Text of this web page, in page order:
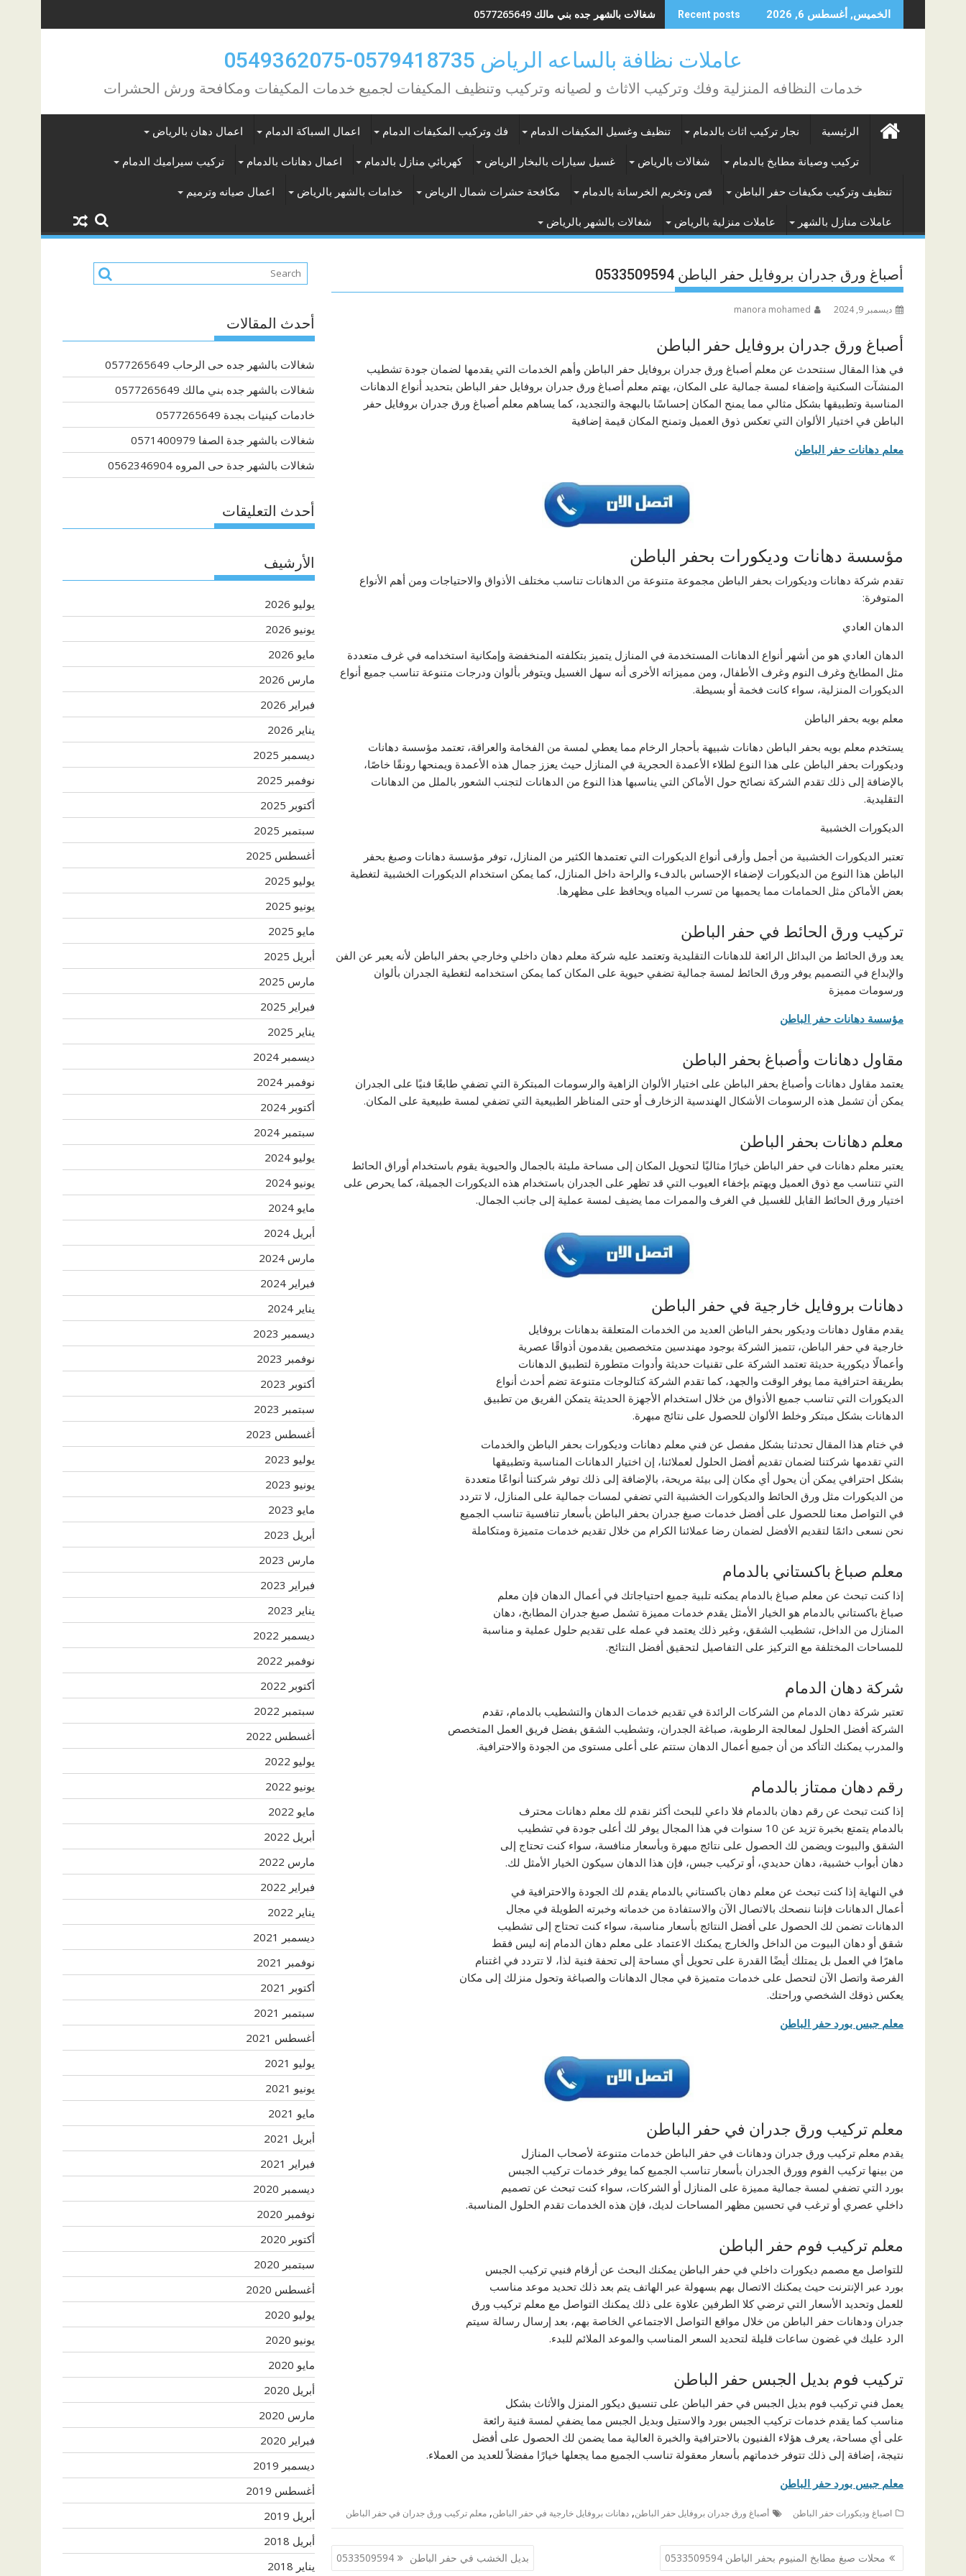
to
الخميس, أغسطس 6, 2026 Recent posts شغالات بالشهر جده بني مالك 0577265649
عاملات نظافة بالساعه الرياض 0579418735-0549362075
خدمات النظافه المنزلية وفك وتركيب الاثاث و لصيانه وتركيب وتنظيف المكيفات لجميع خدمات المكيفات ومكافحة ورش الحشرات
الرئيسية نجار تركيب اثاث بالدمام تنظيف وغسيل المكيفات الدمام فك وتركيب المكيفات الدمام اعمال السباكة الدمام اعمال دهان بالرياض
تركيب وصيانة مطابخ بالدمام شغالات بالرياض غسيل سيارات بالبخار الرياض كهربائي منازل بالدمام اعمال دهانات بالدمام تركيب سيراميك الدمام
تنظيف وتركيب مكيفات حفر الباطن قص وتخريم الخرسانة بالدمام مكافحة حشرات شمال الرياض خدامات بالشهر بالرياض اعمال صيانه وترميم
عاملات منازل بالشهر عاملات منزلية بالرياض شغالات بالشهر بالرياض
أصباغ ورق جدران بروفايل حفر الباطن 0533509594
ديسمبر 9, 2024 manora mohamed
أصباغ ورق جدران بروفايل حفر الباطن
في هذا المقال سنتحدث عن معلم أصباغ ورق جدران بروفايل حفر الباطن وأهم الخدمات التي يقدمها لضمان جودة تشطيب
المنشآت السكنية وإضفاء لمسة جمالية على المكان، يهتم معلم أصباغ ورق جدران بروفايل حفر الباطن بتحديد أنواع الدهانات
المناسبة وتطبيقها بشكل مثالي مما يمنح المكان إحساسًا بالبهجة والتجديد، كما يساهم معلم أصباغ ورق جدران بروفايل حفر
الباطن في اختيار الألوان التي تعكس ذوق العميل وتمنح المكان قيمة إضافية
معلم دهانات حفر الباطن
مؤسسة دهانات وديكورات بحفر الباطن
تقدم شركة دهانات وديكورات بحفر الباطن مجموعة متنوعة من الدهانات تناسب مختلف الأذواق والاحتياجات ومن أهم الأنواع
المتوفرة:
الدهان العادي
الدهان العادي هو من أشهر أنواع الدهانات المستخدمة في المنازل يتميز بتكلفته المنخفضة وإمكانية استخدامه في غرف متعددة
مثل المطابخ وغرف النوم وغرف الأطفال، ومن مميزاته الأخرى أنه سهل الغسيل ويتوفر بألوان ودرجات متنوعة تناسب جميع أنواع
الديكورات المنزلية، سواء كانت فخمة أو بسيطة.
معلم بويه بحفر الباطن
يستخدم معلم بويه بحفر الباطن دهانات شبيهة بأحجار الرخام مما يعطي لمسة من الفخامة والعراقة، تعتمد مؤسسة دهانات
وديكورات بحفر الباطن على هذا النوع لطلاء الأعمدة الحجرية في المنازل حيث يعزز جمال هذه الأعمدة ويمنحها رونقًا خاصًا،
بالإضافة إلى ذلك تقدم الشركة نصائح حول الأماكن التي يناسبها هذا النوع من الدهانات لتجنب الشعور بالملل من الدهانات
التقليدية.
الديكورات الخشبية
تعتبر الديكورات الخشبية من أجمل وأرقى أنواع الديكورات التي تعتمدها الكثير من المنازل، توفر مؤسسة دهانات وصبغ بحفر
الباطن هذا النوع من الديكورات لإضفاء الإحساس بالدفء والراحة داخل المنازل، كما يمكن استخدام الديكورات الخشبية لتغطية
بعض الأماكن مثل الحمامات مما يحميها من تسرب المياه ويحافظ على مظهرها.
تركيب ورق الحائط في حفر الباطن
يعد ورق الحائط من البدائل الرائعة للدهانات التقليدية وتعتمد عليه شركة معلم دهان داخلي وخارجي بحفر الباطن لأنه يعبر عن الفن
والإبداع في التصميم يوفر ورق الحائط لمسة جمالية تضفي حيوية على المكان كما يمكن استخدامه لتغطية الجدران بألوان
ورسومات مميزة
مؤسسة دهانات حفر الباطن
مقاول دهانات وأصباغ بحفر الباطن
يعتمد مقاول دهانات وأصباغ بحفر الباطن على اختيار الألوان الزاهية والرسومات المبتكرة التي تضفي طابعًا فنيًا على الجدران
يمكن أن تشمل هذه الرسومات الأشكال الهندسية الزخارف أو حتى المناظر الطبيعية التي تضفي لمسة طبيعية على المكان.
معلم دهانات بحفر الباطن
يعتبر معلم دهانات في حفر الباطن خيارًا مثاليًا لتحويل المكان إلى مساحة مليئة بالجمال والحيوية يقوم باستخدام أوراق الحائط
التي تتناسب مع ذوق العميل ويهتم بإخفاء العيوب التي قد تظهر على الجدران باستخدام هذه الديكورات الجميلة، كما يحرص على
اختيار ورق الحائط القابل للغسيل في الغرف والممرات مما يضيف لمسة عملية إلى جانب الجمال.
دهانات بروفايل خارجية في حفر الباطن
يقدم مقاول دهانات وديكور بحفر الباطن العديد من الخدمات المتعلقة بدهانات بروفايل
خارجية في حفر الباطن، تتميز الشركة بوجود مهندسين متخصصين يقدمون أذواقًا عصرية
وأعمالًا ديكورية حديثة تعتمد الشركة على تقنيات حديثة وأدوات متطورة لتطبيق الدهانات
بطريقة احترافية مما يوفر الوقت والجهد، كما تقدم الشركة كتالوجات متنوعة تضم أحدث أنواع
الديكورات التي تناسب جميع الأذواق من خلال استخدام الأجهزة الحديثة يتمكن الفريق من تطبيق
الدهانات بشكل مبتكر وخلط الألوان للحصول على نتائج مبهرة.
في ختام هذا المقال تحدثنا بشكل مفصل عن فني معلم دهانات وديكورات بحفر الباطن والخدمات
التي تقدمها شركتنا لضمان تقديم أفضل الحلول لعملائنا، إن اختيار الدهانات المناسبة وتطبيقها
بشكل احترافي يمكن أن يحول أي مكان إلى بيئة مريحة، بالإضافة إلى ذلك توفر شركتنا أنواعًا متعددة
من الديكورات مثل ورق الحائط والديكورات الخشبية التي تضفي لمسات جمالية على المنازل، لا تتردد
في التواصل معنا للحصول على أفضل خدمات صبغ جدران بحفر الباطن بأسعار تنافسية تناسب الجميع
نحن نسعى دائمًا لتقديم الأفضل لضمان رضا عملائنا الكرام من خلال تقديم خدمات متميزة ومتكاملة
معلم صباغ باكستاني بالدمام
إذا كنت تبحث عن معلم صباغ بالدمام يمكنه تلبية جميع احتياجاتك في أعمال الدهان فإن معلم
صباغ باكستاني بالدمام هو الخيار الأمثل يقدم خدمات مميزة تشمل صبغ جدران المطابخ، دهان
المنازل من الداخل، تشطيب الشقق، وغير ذلك يعتمد في عمله على تقديم حلول عملية و مناسبة
للمساحات المختلفة مع التركيز على التفاصيل لتحقيق أفضل النتائج.
شركة دهان الدمام
تعتبر شركة دهان الدمام من الشركات الرائدة في تقديم خدمات الدهان والتشطيب بالدمام، تقدم
الشركة أفضل الحلول لمعالجة الرطوبة، صباغة الجدران، وتشطيب الشقق بفضل فريق العمل المتخصص
والمدرب يمكنك التأكد من أن جميع أعمال الدهان ستتم على أعلى مستوى من الجودة والاحترافية.
رقم دهان ممتاز بالدمام
إذا كنت تبحث عن رقم دهان بالدمام فلا داعي للبحث أكثر نقدم لك معلم دهانات محترف
بالدمام يتمتع بخبرة تزيد عن 10 سنوات في هذا المجال يوفر لك أعلى جودة في تشطيب
الشقق والبيوت ويضمن لك الحصول على نتائج مبهرة وبأسعار منافسة، سواء كنت تحتاج إلى
دهان أبواب خشبية، دهان حديدي، أو تركيب جبس، فإن هذا الدهان سيكون الخيار الأمثل لك.
في النهاية إذا كنت تبحث عن معلم دهان باكستاني بالدمام يقدم لك الجودة والاحترافية في
أعمال الدهانات فإننا ننصحك بالاتصال الآن والاستفادة من خدماته وخبرته الطويلة في مجال
الدهانات تضمن لك الحصول على أفضل النتائج بأسعار مناسبة، سواء كنت تحتاج إلى تشطيب
شقق أو دهان البيوت من الداخل والخارج يمكنك الاعتماد على معلم دهان الدمام إنه ليس فقط
ماهرًا في العمل بل يمتلك أيضًا القدرة على تحويل أي مساحة إلى تحفة فنية لذا، لا تتردد في اغتنام
الفرصة واتصل الآن لتحصل على خدمات متميزة في مجال الدهانات والصباغة وتحول منزلك إلى مكان
يعكس ذوقك الشخصي وراحتك.
معلم جبس بورد حفر الباطن
معلم تركيب ورق جدران في حفر الباطن
يقدم معلم تركيب ورق جدران ودهانات في حفر الباطن خدمات متنوعة لأصحاب المنازل
من بينها تركيب الفوم وورق الجدران بأسعار تناسب الجميع كما يوفر خدمات تركيب الجبس
بورد التي تضفي لمسة جمالية مميزة على المنازل أو الشركات، سواء كنت تبحث عن تصميم
داخلي عصري أو ترغب في تحسين مظهر المساحات لديك، فإن هذه الخدمات تقدم الحلول المناسبة.
معلم تركيب فوم حفر الباطن
للتواصل مع مصمم ديكورات داخلي في حفر الباطن يمكنك البحث عن أرقام فنيي تركيب الجبس
بورد عبر الإنترنت حيث يمكنك الاتصال بهم بسهولة عبر الهاتف يتم بعد ذلك تحديد موعد مناسب
للعمل وتحديد الأسعار التي ترضي كلا الطرفين علاوة على ذلك يمكنك التواصل مع معلم تركيب ورق
جدران ودهانات حفر الباطن من خلال مواقع التواصل الاجتماعي الخاصة بهم، بعد إرسال رسالة سيتم
الرد عليك في غضون ساعات قليلة لتحديد السعر المناسب والموعد الملائم للبدء.
تركيب فوم بديل الجبس حفر الباطن
يعمل فني تركيب فوم بديل الجبس في حفر الباطن على تنسيق ديكور المنزل والأثاث بشكل
مناسب كما يقدم خدمات تركيب الجبس بورد والاستيل وبديل الجبس مما يضفي لمسة فنية رائعة
على أي مساحة، يعرف هؤلاء الفنيون بالاحترافية والخبرة العالية مما يضمن لك الحصول على أفضل
نتيجة، إضافة إلى ذلك تتوفر خدماتهم بأسعار معقولة تناسب الجميع مما يجعلها خيارًا مفضلاً للعديد من العملاء.
معلم جبس بورد حفر الباطن
اصباغ وديكورات حفر الباطن أصباغ ورق جدران بروفايل حفر الباطن, دهانات بروفايل خارجية في حفر الباطن, معلم تركيب ورق جدران في حفر الباطن
تصفّح
محلات صبغ مطابخ المنيوم بحفر الباطن 0533509594 بديل الخشب في حفر الباطن 0533509594
أحدث المقالات
شغالات بالشهر جده حى الرحاب 0577265649
شغالات بالشهر جده بني مالك 0577265649
خادمات كينيات بجدة 0577265649
شغالات بالشهر جدة الصفا 0571400979
شغالات بالشهر جدة حى المروه 0562346904
أحدث التعليقات
الأرشيف
يوليو 2026
يونيو 2026
مايو 2026
مارس 2026
فبراير 2026
يناير 2026
ديسمبر 2025
نوفمبر 2025
أكتوبر 2025
سبتمبر 2025
أغسطس 2025
يوليو 2025
يونيو 2025
مايو 2025
أبريل 2025
مارس 2025
فبراير 2025
يناير 2025
ديسمبر 2024
نوفمبر 2024
أكتوبر 2024
سبتمبر 2024
يوليو 2024
يونيو 2024
مايو 2024
أبريل 2024
مارس 2024
فبراير 2024
يناير 2024
ديسمبر 2023
نوفمبر 2023
أكتوبر 2023
سبتمبر 2023
أغسطس 2023
يوليو 2023
يونيو 2023
مايو 2023
أبريل 2023
مارس 2023
فبراير 2023
يناير 2023
ديسمبر 2022
نوفمبر 2022
أكتوبر 2022
سبتمبر 2022
أغسطس 2022
يوليو 2022
يونيو 2022
مايو 2022
أبريل 2022
مارس 2022
فبراير 2022
يناير 2022
ديسمبر 2021
نوفمبر 2021
أكتوبر 2021
سبتمبر 2021
أغسطس 2021
يوليو 2021
يونيو 2021
مايو 2021
أبريل 2021
فبراير 2021
ديسمبر 2020
نوفمبر 2020
أكتوبر 2020
سبتمبر 2020
أغسطس 2020
يوليو 2020
يونيو 2020
مايو 2020
أبريل 2020
مارس 2020
فبراير 2020
ديسمبر 2019
أغسطس 2019
أبريل 2019
أبريل 2018
يناير 2018